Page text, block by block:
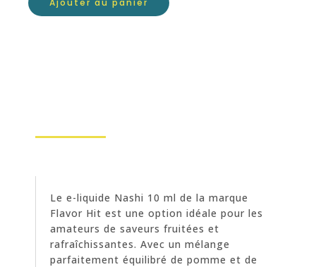
Ajouter au panier
Le e-liquide Nashi 10 ml de la marque
Flavor Hit est une option idéale pour les
amateurs de saveurs fruitées et
rafraîchissantes. Avec un mélange
parfaitement équilibré de pomme et de